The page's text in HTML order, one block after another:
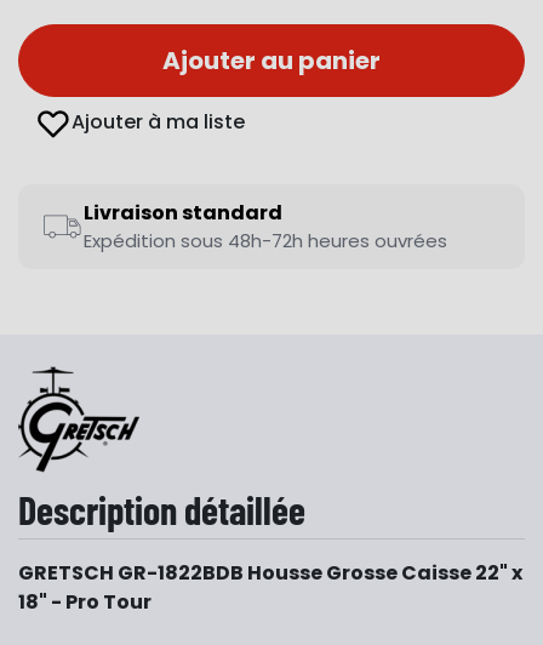
Ajouter au panier
Ajouter à ma liste
Livraison standard
Expédition sous 48h-72h heures ouvrées
Description détaillée
GRETSCH GR-1822BDB Housse Grosse Caisse 22" x
18" - Pro Tour